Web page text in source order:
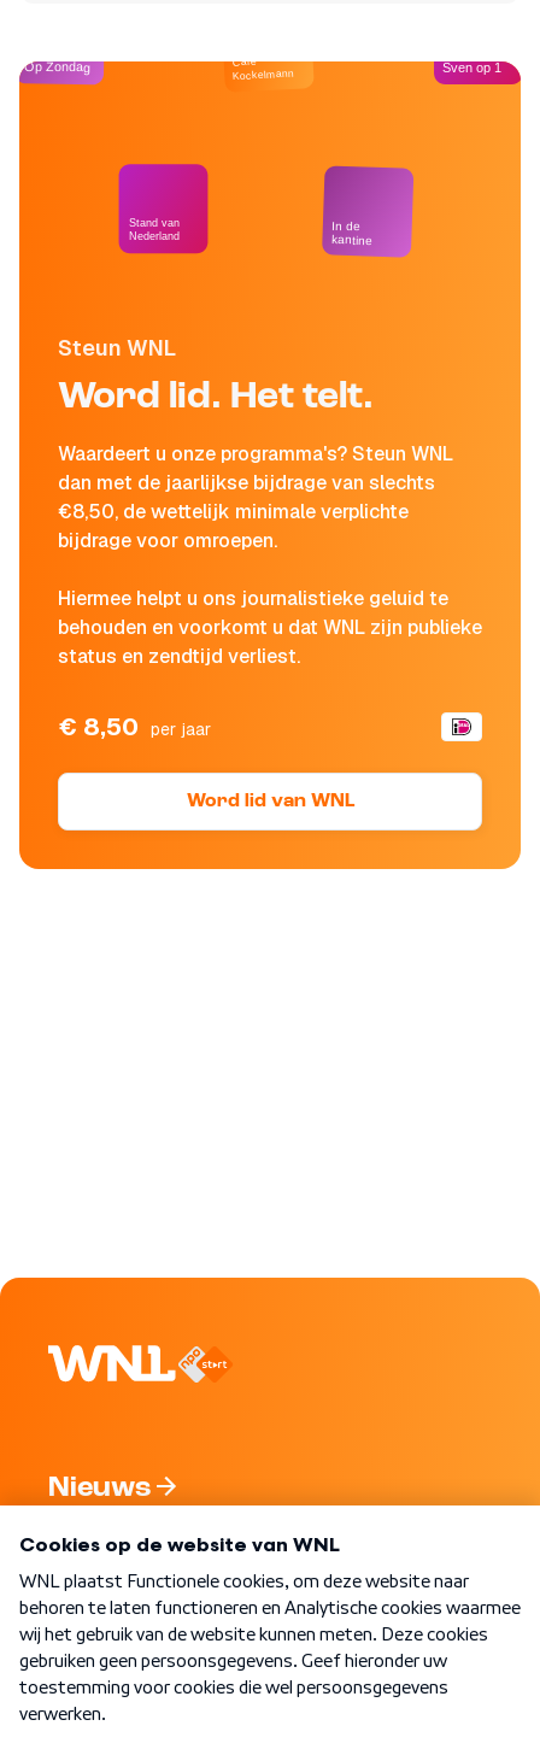
Steun WNL
Word lid. Het telt.
Waardeert u onze programma's? Steun WNL
dan met de jaarlijkse bijdrage van slechts
€8,50, de wettelijk minimale verplichte
bijdrage voor omroepen.
Hiermee helpt u ons journalistieke geluid te
behouden en voorkomt u dat WNL zijn publieke
status en zendtijd verliest.
€ 8,50 per jaar
Word lid van WNL
Op Zondag
Stand van
Nederland
Café
Kockelmann
In de
kantine
Sven op 1
Nieuws
Nieuwsbrief
Word Lid